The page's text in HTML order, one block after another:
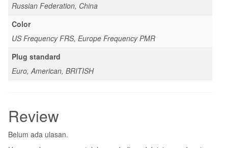
Russian Federation, China
Color
US Frequency FRS, Europe Frequency PMR
Plug standard
Euro, American, BRITISH
Review
Belum ada ulasan.